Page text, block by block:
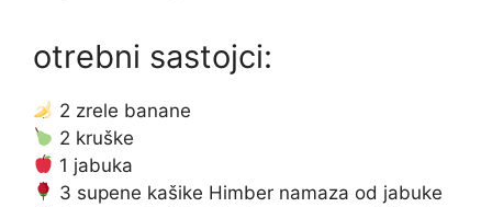
otrebni sastojci:
2 zrele banane
2 kruške
1 jabuka
3 supene kašike Himber namaza od jabuke